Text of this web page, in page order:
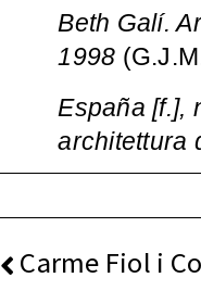
Beth Galí.
1998
España [f.],
architettura
NAVEGACIÓN
Carme Fiol i